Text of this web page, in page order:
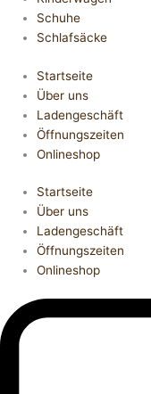
Schuhe
Schlafsäcke
Startseite
Über uns
Ladengeschäft
Öffnungszeiten
Onlineshop
Startseite
Über uns
Ladengeschäft
Öffnungszeiten
Onlineshop